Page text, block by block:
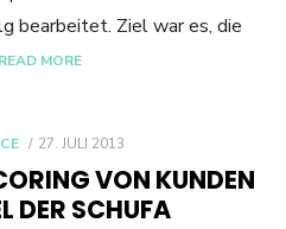
bearbeitet. Ziel war es, die
READ MORE
POSTED
27. JULI 2013
VON KUNDEN
DER SCHUFA